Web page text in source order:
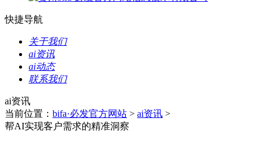
快捷导航
关于我们
ai资讯
ai动态
联系我们
ai资讯
当前位置： bifa·必发官方网站 > ai资讯 >
帮AI实现客户需求的精准洞察